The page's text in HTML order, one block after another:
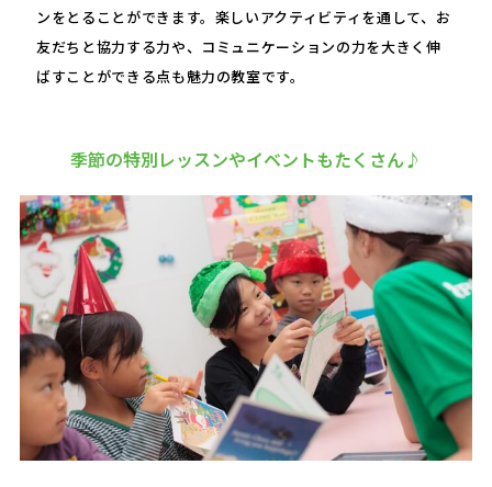
ンをとることができます。楽しいアクティビティを通して、お
友だちと協力する力や、コミュニケーションの力を大きく伸
ばすことができる点も魅力の教室です。
季節の特別レッスンやイベントもたくさん♪